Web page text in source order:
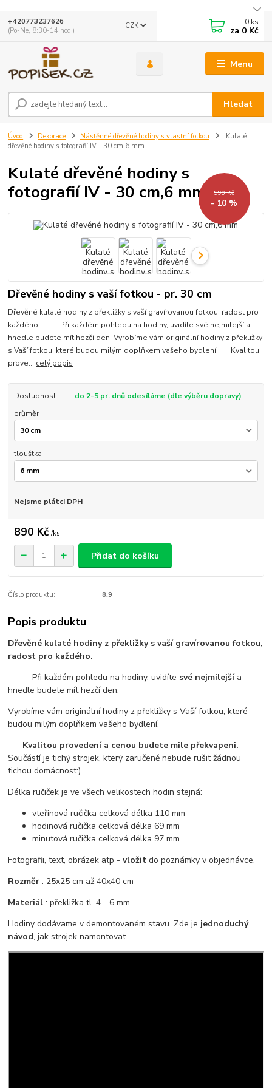
Menu
CZK
Hledat
+420773237626
(Po-Ne, 8:30-14 hod.)
0 ks
za 0 Kč
Úvod Dekorace Nástěnné dřevěné hodiny s vlastní fotkou
Kulaté
dřevěné hodiny s fotografií IV - 30 cm,6 mm
Kulaté dřevěné hodiny s
fotografií IV - 30 cm,6 mm
990 Kč
- 10 %
Dřevěné hodiny s vaší fotkou - pr. 30 cm
Dřevěné kulaté hodiny z překližky s vaší gravírovanou fotkou, radost pro
každého. Při každém pohledu na hodiny, uvidíte své nejmilejší a
hnedle budete mít hezčí den. Vyrobíme vám originální hodiny z překližky
s Vaší fotkou, které budou milým doplňkem vašeho bydlení. Kvalitou
prove... celý popis
Dostupnost
do 2-5 pr. dnů odesíláme (dle výběru dopravy)
průměr
tlouštka
Nejsme plátci DPH
890 Kč /ks
Přidat do košíku
Číslo produktu: 8.9
Popis produktu
Dřevěné kulaté hodiny z překližky s vaší gravírovanou fotkou,
radost pro každého.
Při každém pohledu na hodiny, uvidíte své nejmilejšía
hnedle budete mít hezčí den.
Vyrobíme vám originální hodiny z překližky s Vaší fotkou, které
budou milým doplňkem vašeho bydlení.
Kvalitou provedení a cenou budete mile překvapeni.
Součástí je tichý strojek, který zaručeně nebude rušit žádnou
tichou domácnost:).
Délka ručiček je ve všech velikostech hodin stejná:
vteřinová ručička celková délka 110 mm
hodinová ručička celková délka 69 mm
minutová ručička celková délka 97 mm
Fotografii, text, obrázek atp -vložitdo poznámky v objednávce.
Rozměr : 25x25 cm až 40x40 cm
Materiál : překližka tl. 4 - 6 mm
Hodiny dodávame v demontovaném stavu. Zde je jednoduchý
návod, jak strojek namontovat.